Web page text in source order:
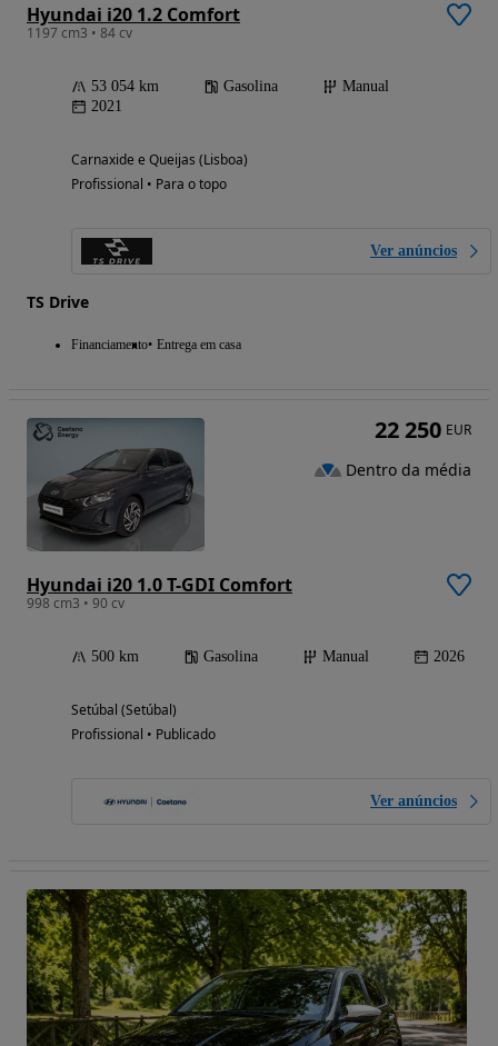
Hyundai i20 1.2 Comfort
1197 cm3 • 84 cv
53 054 km Gasolina
Manual
2021
Carnaxide e Queijas (Lisboa)
Profissional • Para o topo
Ver anúncios
TS Drive
Financiamento Entrega em casa
Hyundai i20 1.0 T-GDI Comfort
998 cm3 • 90 cv
500 km Gasolina Manual 2026
Setúbal (Setúbal)
Profissional • Publicado
Ver anúncios
22 250 EUR
Dentro da média